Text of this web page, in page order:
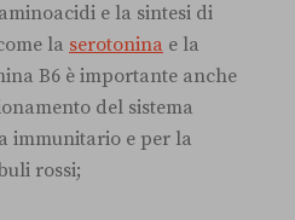
e la sintesi di
la serotonina e la
B6 è importante anche
del sistema
immunitario e per la
rossi;